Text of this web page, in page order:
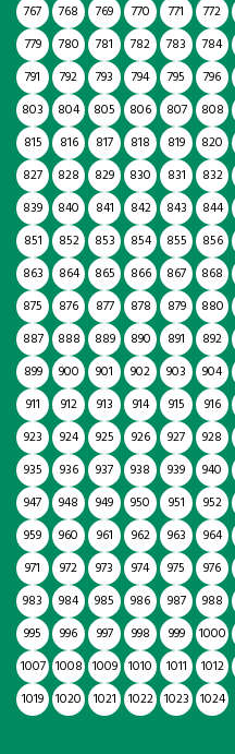
767
768 769 770 771 772
779
780 781 782 783 784
791
792 793 794 795 796
803
804 805 806 807 808
815
816 817 818 819 820
827
828 829 830 831 832
839
840 841 842 843 844
851
852 853 854 855 856
863
864 865 866 867 868
875
876 877 878 879 880
887
888 889 890 891 892
899
900 901 902 903 904
911
912 913 914 915 916
923
924 925 926 927 928
935
936 937 938 939 940
947
948 949 950 951 952
959
960 961 962 963 964
971
972 973 974 975 976
983
984 985 986 987 988
995
996 997 998 999 1000
1007 1008 1009 1010 1011 1012
1019 1020 1021 1022 1023 1024